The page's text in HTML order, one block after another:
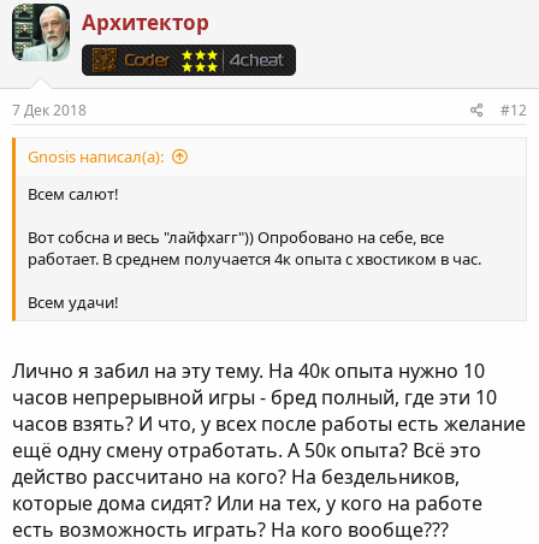
Архитектор
7 Дек 2018 #12
Gnosis написал(а):
Всем салют!
Вот собсна и весь "лайфхагг")) Опробовано на себе, все
работает. В среднем получается 4к опыта с хвостиком в час.
Всем удачи!
Лично я забил на эту тему. На 40к опыта нужно 10
часов непрерывной игры - бред полный, где эти 10
часов взять? И что, у всех после работы есть желание
ещё одну смену отработать. А 50к опыта? Всё это
действо рассчитано на кого? На бездельников,
которые дома сидят? Или на тех, у кого на работе
есть возможность играть? На кого вообще???